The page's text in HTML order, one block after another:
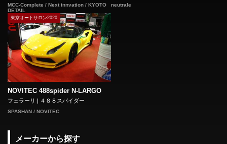
MCC-Complete / Next innvation / KYOTO
DETAIL
neutrale
東京オートサロン2020
NOVITEC 488spider N-LARGO
フェラーリ | ４８８スパイダー
SPASHAN / NOVITEC
メーカーから探す